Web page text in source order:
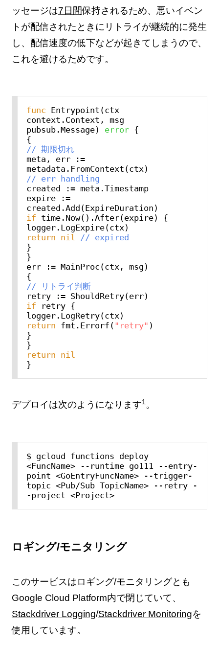
ッセージは7日間保持されるため、悪いイベン
トが配信されたときにリトライが継続的に発生
し、配信速度の低下などが起きてしまうので、
これを避けるためです。
func Entrypoint(ctx
context.Context, msg
pubsub.Message) error {
// 期限切れ
meta, err :=
// err handling
created := meta.Timestamp
expire :=
if time.Now().After(expire) {
return nil
// expired
}
}
err := MainProc(ctx, msg)
// リトライ判断
if retry {
return fmt.Errorf( "retry" )
}
return nil
デプロイは次のようになります1。
$ gcloud functions deploy
<FuncName> --runtime go111 --entry-
point <GoEntryFuncName> --trigger-
topic <Pub/Sub TopicName> --retry -
-project <Project>
ロギング/モニタリング
このサービスはロギング/モニタリングとも
Google Cloud Platform内で閉じていて、
Stackdriver Logging/Stackdriver Monitoringを
使用しています。